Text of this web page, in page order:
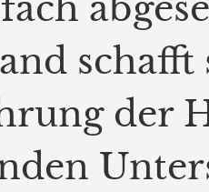
der